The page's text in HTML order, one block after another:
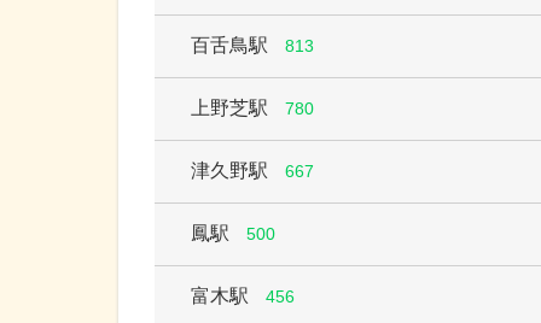
百舌鳥駅 813
上野芝駅 780
津久野駅 667
鳳駅 500
富木駅 456